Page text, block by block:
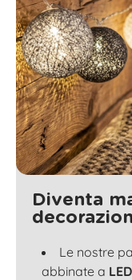
Diventa
Le nostre
abbinate a